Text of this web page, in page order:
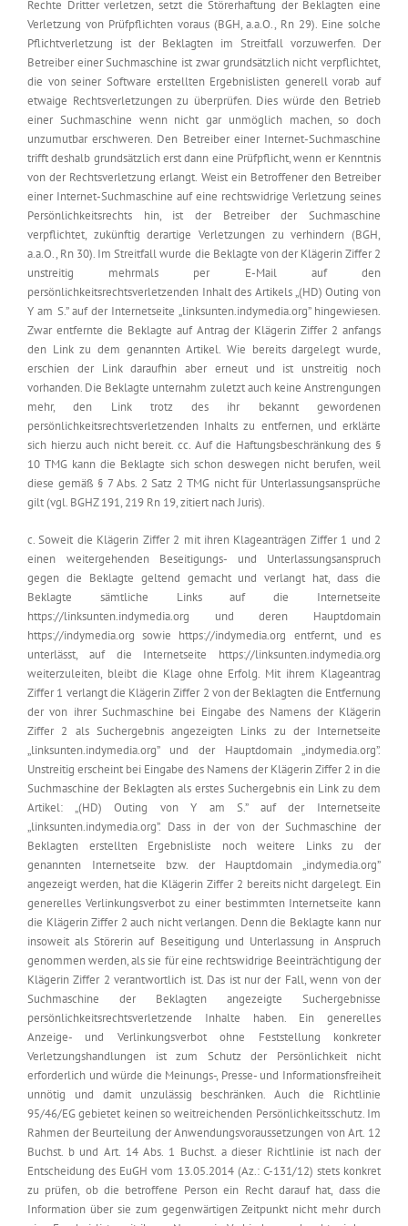
Rechte Dritter verletzen, setzt die Störerhaftung der Beklagten eine
Verletzung von Prüfpflichten voraus (BGH, a.a.O., Rn 29). Eine solche
Pflichtverletzung ist der Beklagten im Streitfall vorzuwerfen. Der
Betreiber einer Suchmaschine ist zwar grundsätzlich nicht verpflichtet,
die von seiner Software erstellten Ergebnislisten generell vorab auf
etwaige Rechtsverletzungen zu überprüfen. Dies würde den Betrieb
einer Suchmaschine wenn nicht gar unmöglich machen, so doch
unzumutbar erschweren. Den Betreiber einer Internet-Suchmaschine
trifft deshalb grundsätzlich erst dann eine Prüfpflicht, wenn er Kenntnis
von der Rechtsverletzung erlangt. Weist ein Betroffener den Betreiber
einer Internet-Suchmaschine auf eine rechtswidrige Verletzung seines
Persönlichkeitsrechts hin, ist der Betreiber der Suchmaschine
verpflichtet, zukünftig derartige Verletzungen zu verhindern (BGH,
a.a.O., Rn 30). Im Streitfall wurde die Beklagte von der Klägerin Ziffer 2
unstreitig mehrmals per E-Mail auf den
persönlichkeitsrechtsverletzenden Inhalt des Artikels „(HD) Outing von
Y am S.” auf der Internetseite „linksunten.indymedia.org” hingewiesen.
Zwar entfernte die Beklagte auf Antrag der Klägerin Ziffer 2 anfangs
den Link zu dem genannten Artikel. Wie bereits dargelegt wurde,
erschien der Link daraufhin aber erneut und ist unstreitig noch
vorhanden. Die Beklagte unternahm zuletzt auch keine Anstrengungen
mehr, den Link trotz des ihr bekannt gewordenen
persönlichkeitsrechtsverletzenden Inhalts zu entfernen, und erklärte
sich hierzu auch nicht bereit. cc. Auf die Haftungsbeschränkung des §
10 TMG kann die Beklagte sich schon deswegen nicht berufen, weil
diese gemäß § 7 Abs. 2 Satz 2 TMG nicht für Unterlassungsansprüche
gilt (vgl. BGHZ 191, 219 Rn 19, zitiert nach Juris).
c. Soweit die Klägerin Ziffer 2 mit ihren Klageanträgen Ziffer 1 und 2
einen weitergehenden Beseitigungs- und Unterlassungsanspruch
gegen die Beklagte geltend gemacht und verlangt hat, dass die
Beklagte sämtliche Links auf die Internetseite
https://linksunten.indymedia.org und deren Hauptdomain
https://indymedia.org sowie https://indymedia.org entfernt, und es
unterlässt, auf die Internetseite https://linksunten.indymedia.org
weiterzuleiten, bleibt die Klage ohne Erfolg. Mit ihrem Klageantrag
Ziffer 1 verlangt die Klägerin Ziffer 2 von der Beklagten die Entfernung
der von ihrer Suchmaschine bei Eingabe des Namens der Klägerin
Ziffer 2 als Suchergebnis angezeigten Links zu der Internetseite
„linksunten.indymedia.org” und der Hauptdomain „indymedia.org”.
Unstreitig erscheint bei Eingabe des Namens der Klägerin Ziffer 2 in die
Suchmaschine der Beklagten als erstes Suchergebnis ein Link zu dem
Artikel: „(HD) Outing von Y am S.” auf der Internetseite
„linksunten.indymedia.org”. Dass in der von der Suchmaschine der
Beklagten erstellten Ergebnisliste noch weitere Links zu der
genannten Internetseite bzw. der Hauptdomain „indymedia.org”
angezeigt werden, hat die Klägerin Ziffer 2 bereits nicht dargelegt. Ein
generelles Verlinkungsverbot zu einer bestimmten Internetseite kann
die Klägerin Ziffer 2 auch nicht verlangen. Denn die Beklagte kann nur
insoweit als Störerin auf Beseitigung und Unterlassung in Anspruch
genommen werden, als sie für eine rechtswidrige Beeinträchtigung der
Klägerin Ziffer 2 verantwortlich ist. Das ist nur der Fall, wenn von der
Suchmaschine der Beklagten angezeigte Suchergebnisse
persönlichkeitsrechtsverletzende Inhalte haben. Ein generelles
Anzeige- und Verlinkungsverbot ohne Feststellung konkreter
Verletzungshandlungen ist zum Schutz der Persönlichkeit nicht
erforderlich und würde die Meinungs-, Presse- und Informationsfreiheit
unnötig und damit unzulässig beschränken. Auch die Richtlinie
95/46/EG gebietet keinen so weitreichenden Persönlichkeitsschutz. Im
Rahmen der Beurteilung der Anwendungsvoraussetzungen von Art. 12
Buchst. b und Art. 14 Abs. 1 Buchst. a dieser Richtlinie ist nach der
Entscheidung des EuGH vom 13.05.2014 (Az.: C-131/12) stets konkret
zu prüfen, ob die betroffene Person ein Recht darauf hat, dass die
Information über sie zum gegenwärtigen Zeitpunkt nicht mehr durch